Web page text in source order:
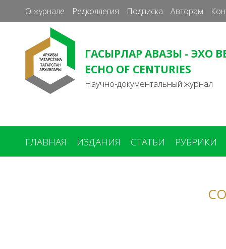
О журнале Редколлегия Подписка Авторам
ГАСЫРЛАР АВАЗЫ - ЭХО
ECHO OF CENTURIES
Научно-документальный журнал
ГЛАВНАЯ ИЗДАНИЯ СТАТЬИ РУБРИКИ